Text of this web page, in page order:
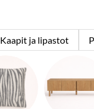
Kaapit ja lipastot